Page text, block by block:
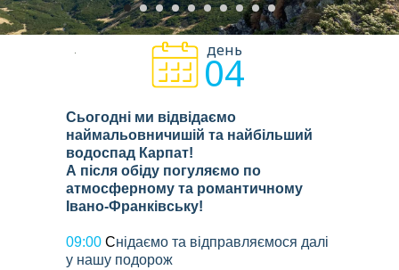
Сьогодні ми відвідаємо
наймальовничишій та найбільший
водоспад Карпат!
А після обіду погуляємо по
атмосферному та романтичному
Івано-Франківську!
09:00 Снідаємо та відправляємося далі
у нашу подорож
04
день